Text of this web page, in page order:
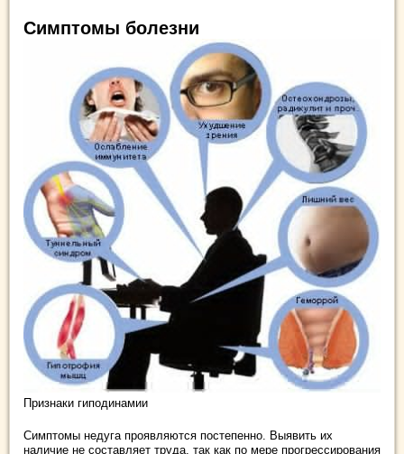
Симптомы болезни
Признаки гиподинамии
Симптомы недуга проявляются постепенно. Выявить их
наличие не составляет труда, так как по мере прогрессирования